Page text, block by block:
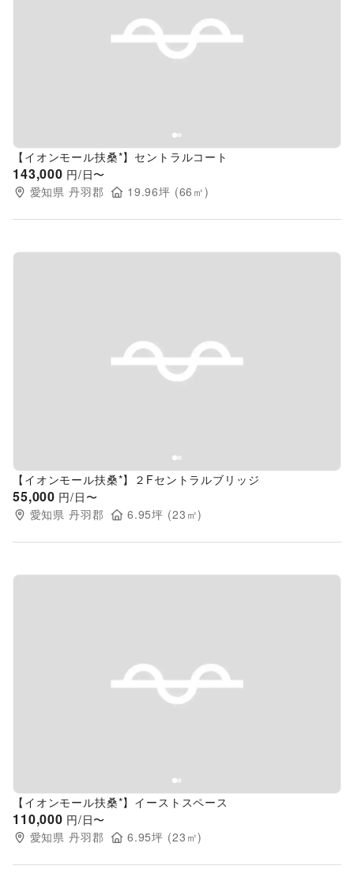
Previous slide
【イオンモール扶桑*】セントラルコート
143,000 円/日〜
愛知県 丹羽郡 19.96坪 (66 ㎡)
Previous slide
【イオンモール扶桑*】２Fセントラルブリッジ
55,000 円/日〜
愛知県 丹羽郡 6.95坪 (23 ㎡)
Previous slide
【イオンモール扶桑*】イーストスペース
110,000 円/日〜
愛知県 丹羽郡 6.95坪 (23 ㎡)